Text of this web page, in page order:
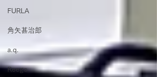
FURLA
角矢甚治郎
a.q.
Reego